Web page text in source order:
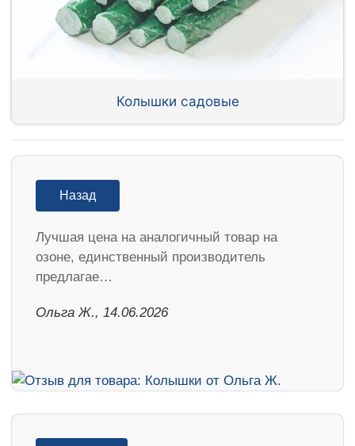
Колышки садовые
Назад
Лучшая цена на аналогичный товар на
озоне, единственный производитель
предлагае…
Ольга Ж., 14.06.2026